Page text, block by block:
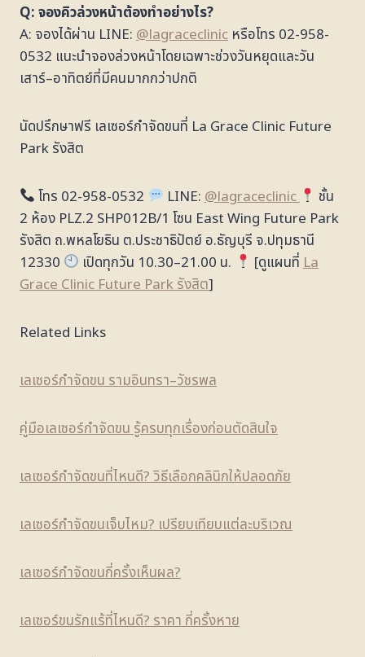
Q: จองคิวล่วงหน้าต้องทำอย่างไร?
A: จองได้ผ่าน LINE:@lagraceclinic หรือโทร 02-958-
0532 แนะนำจองล่วงหน้าโดยเฉพาะช่วงวันหยุดและวัน
เสาร์–อาทิตย์ที่มีคนมากกว่าปกติ
นัดปรึกษาฟรี เลเซอร์กำจัดขนที่ La Grace Clinic Future
Park รังสิต
โทร 02-958-0532 LINE:@lagraceclinic
ชั้น
2 ห้อง PLZ.2 SHP012B/1 โซน East Wing Future Park
รังสิต ถ.พหลโยธิน ต.ประชาธิปัตย์ อ.ธัญบุรี จ.ปทุมธานี
12330
เปิดทุกวัน 10.30–21.00 น. [ดูแผนที่La
Grace Clinic Future Park รังสิต]
Related Links
เลเซอร์กำจัดขน รามอินทรา–วัชรพล
คู่มือเลเซอร์กำจัดขน รู้ครบทุกเรื่องก่อนตัดสินใจ
เลเซอร์กำจัดขนที่ไหนดี? วิธีเลือกคลินิกให้ปลอดภัย
เลเซอร์กำจัดขนเจ็บไหม? เปรียบเทียบแต่ละบริเวณ
เลเซอร์กำจัดขนกี่ครั้งเห็นผล?
เลเซอร์ขนรักแร้ที่ไหนดี? ราคา กี่ครั้งหาย